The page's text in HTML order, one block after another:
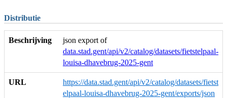
Distributie
Beschrijving
json export of
data.stad.gent/api/v2/catalog/datasets/fietstelpaal-
louisa-dhavebrug-2025-gent
URL
https://data.stad.gent/api/v2/catalog/datasets/fietst
elpaal-louisa-dhavebrug-2025-gent/exports/json